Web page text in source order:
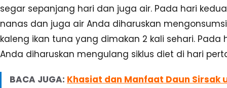
segar sepanjang hari dan juga air. Pada hari
nanas dan juga air Anda diharuskan
kaleng ikan tuna yang dimakan 2 kali sehari. Pada
Anda diharuskan mengulang siklus diet di hari
BACA JUGA: Khasiat dan Manfaat Daun Sirsak